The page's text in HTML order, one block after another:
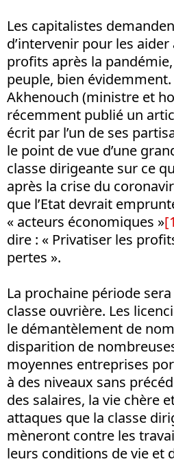
Les capitalistes
d’intervenir pour les
profits après la
peuple, bien
Akhenouch (ministre et
récemment publié un
écrit par l’un de ses
le point de vue d’une
classe dirigeante sur ce
après la crise du
que l’Etat devrait
« acteurs économiques »
dire : « Privatiser les
pertes ».
La prochaine période
classe ouvrière. Les
le démantèlement de
disparition de
moyennes entreprises
à des niveaux sans
des salaires, la vie chère
attaques que la classe
mèneront contre les
leurs conditions de vie et